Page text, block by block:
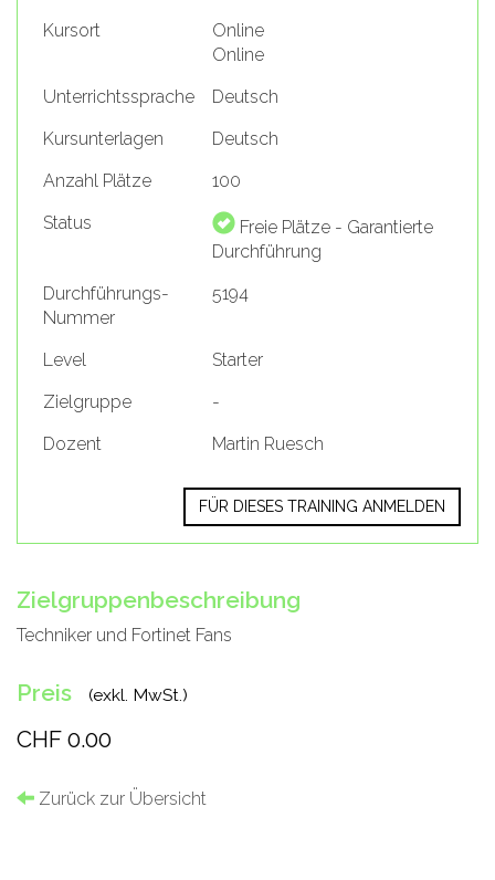
Kursort
Online
Online
Unterrichtssprache
Deutsch
Kursunterlagen
Deutsch
Anzahl Plätze
100
Status
Freie Plätze - Garantierte
Durchführung
Durchführungs-
Nummer
5194
Level
Starter
Zielgruppe
-
Dozent
Martin Ruesch
FÜR DIESES TRAINING ANMELDEN
Zielgruppenbeschreibung
Techniker und Fortinet Fans
Preis (exkl. MwSt.)
CHF 0.00
Zurück zur Übersicht